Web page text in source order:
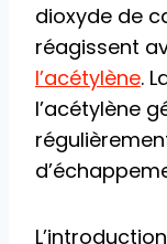
dioxyde de
réagissent
l’acétylène.
l’acétylène